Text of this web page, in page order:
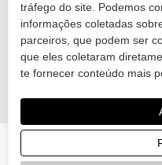
© 2026 GVBus.
tráfego do site. Podemos
informações coletadas
parceiros, que podem ser
que eles coletaram
te fornecer conteúdo mais